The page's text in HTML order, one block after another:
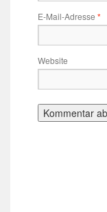
E-Mail-Adresse *
Website